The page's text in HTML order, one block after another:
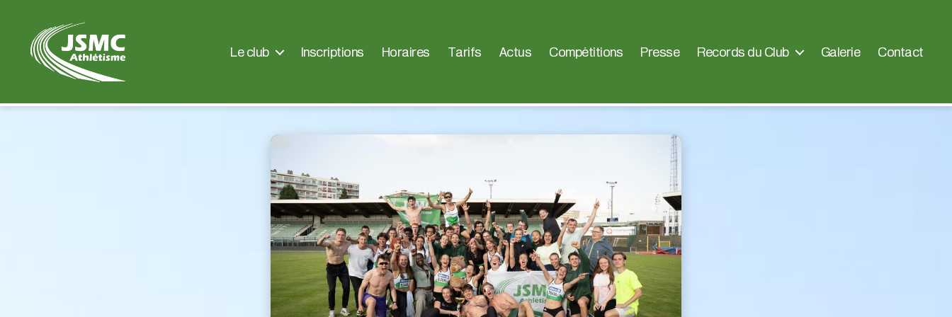
Le club Inscriptions Horaires Tarifs Actus Compétitions Presse Records du Club Galerie Contact